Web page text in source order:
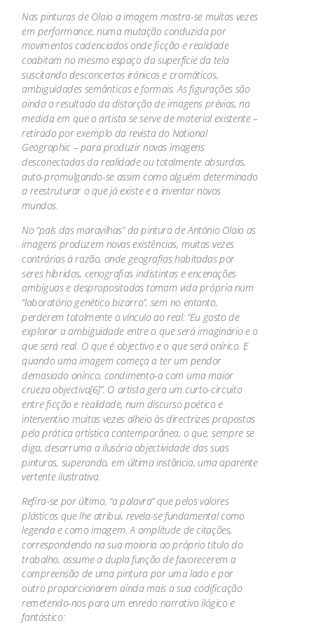
Nas pinturas de Olaio a imagem mostra-se muitas vezes
em performance, numa mutação conduzida por
movimentos cadenciados onde ficção e realidade
coabitam no mesmo espaço da superfície da tela
suscitando desconcertos irónicos e cromáticos,
ambiguidades semânticas e formais. As figurações são
ainda o resultado da distorção de imagens prévias, na
medida em que o artista se serve de material existente –
retirado por exemplo da revista do National
Geographic – para produzir novas imagens
desconectadas da realidade ou totalmente absurdas,
auto-promulgando-se assim como alguém determinado
a reestruturar o que já existe e a inventar novos
mundos.
No “país das maravilhas” da pintura de António Olaio as
imagens produzem novas existências, muitas vezes
contrárias à razão, onde geografias habitadas por
seres híbridos, cenografias indistintas e encenações
ambíguas e despropositadas tomam vida própria num
“laboratório genético bizarro”, sem no entanto,
perderem totalmente o vínculo ao real: “Eu gosto de
explorar a ambiguidade entre o que será imaginário e o
que será real. O que é objectivo e o que será onírico. E
quando uma imagem começa a ter um pendor
demasiado onírico, condimento-a com uma maior
crueza objectiva[6]”. O artista gera um curto-circuito
entre ficção e realidade, num discurso poético e
interventivo muitas vezes alheio às directrizes propostas
pela prática artística contemporânea, o que, sempre se
diga, desarruma a ilusória objectividade das suas
pinturas, superando, em última instância, uma aparente
vertente ilustrativa.
Refira-se por último, “a palavra” que pelos valores
plásticos que lhe atribui, revela-se fundamental como
legenda e como imagem. A amplitude de citações,
correspondendo na sua maioria ao próprio título do
trabalho, assume a dupla função de favorecerem a
compreensão de uma pintura por uma lado e por
outro proporcionarem ainda mais a sua codificação
remetendo-nos para um enredo narrativo ilógico e
fantástico: